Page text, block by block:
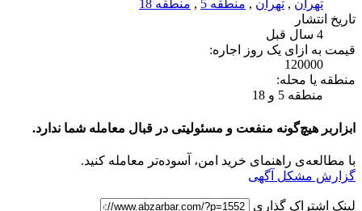
تهران, تهران, منطقه 5 , منطقه 18
تاریخ انتشار
4 سال قبل
قیمت به ازای یک روز اجاره:
120000
منطقه یا محله:
منطقه 5 و 18
ابزاربر هیچ‌گونه منفعت و مسئولیتی در قبال معامله شما ندارد.
با مطالعه‌ی راهنمای خرید امن، آسوده‌تر معامله کنید.
گزارش مشکل آگهی
لینک اشتراک گذاری